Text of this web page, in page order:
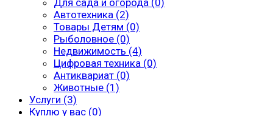
Для сада и огорода (0)
Автотехника (2)
Товары Детям (0)
Рыболовное (0)
Недвижимость (4)
Цифровая техника (0)
Антиквариат (0)
Животные (1)
Услуги (3)
Куплю у вас (0)